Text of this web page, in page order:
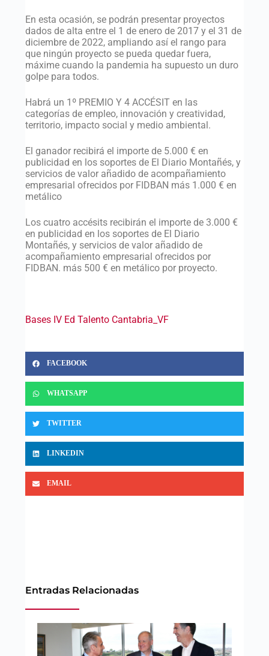
En esta ocasión, se podrán presentar proyectos
dados de alta entre el 1 de enero de 2017 y el 31 de
diciembre de 2022, ampliando así el rango para
que ningún proyecto se pueda quedar fuera,
máxime cuando la pandemia ha supuesto un duro
golpe para todos.
Habrá un 1º PREMIO Y 4 ACCÉSIT en las
categorías de empleo, innovación y creatividad,
territorio, impacto social y medio ambiental.
El ganador recibirá el importe de 5.000 € en
publicidad en los soportes de El Diario Montañés, y
servicios de valor añadido de acompañamiento
empresarial ofrecidos por FIDBAN más 1.000 € en
metálico
Los cuatro accésits recibirán el importe de 3.000 €
en publicidad en los soportes de El Diario
Montañés, y servicios de valor añadido de
acompañamiento empresarial ofrecidos por
FIDBAN. más 500 € en metálico por proyecto.
Bases IV Ed Talento Cantabria_VF
FACEBOOK
WHATSAPP
TWITTER
LINKEDIN
EMAIL
Entradas Relacionadas